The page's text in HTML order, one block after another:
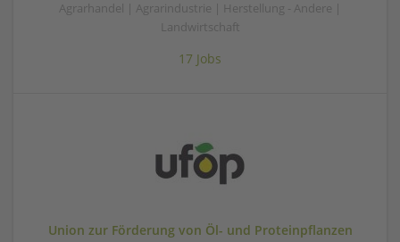
Agrarhandel | Agrarindustrie | Herstellung - Andere |
Landwirtschaft
17 Jobs
Union zur Förderung von Öl- und Proteinpflanzen